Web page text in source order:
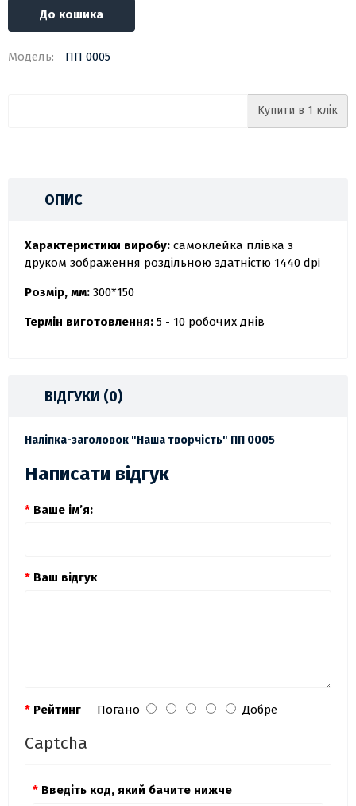
До кошика
Модель: ПП 0005
Купити в 1 клік
ОПИС
Характеристики виробу: самоклейка плівка з
друком зображення роздільною здатністю 1440 dpi
Розмір, мм: 300*150
Термін виготовлення: 5 - 10 робочих днів
ВІДГУКИ (0)
Наліпка-заголовок "Наша творчість" ПП 0005
Написати відгук
Ваше ім’я:
Ваш відгук
Рейтинг Погано Добре
Captcha
Введіть код, який бачите нижче